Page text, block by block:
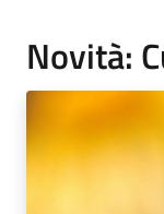
Novità: